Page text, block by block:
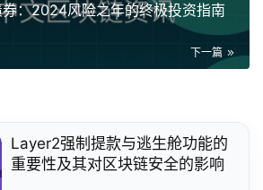
：2024风险之年的终极投资指南
下一篇
Layer2强制提款与逃生舱功能的
重要性及其对区块链安全的影响